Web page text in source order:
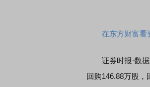
在东方财富看
证券时报·数据
回购146.88万股，